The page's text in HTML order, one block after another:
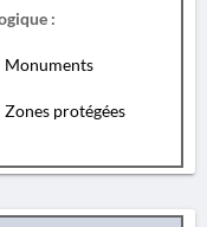
:
Monuments
Zones protégées